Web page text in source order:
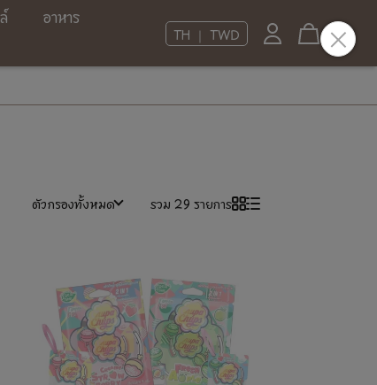
อาหาร
TH ｜ TWD
ตัวกรองทั้งหมด รวม 29 รายการ